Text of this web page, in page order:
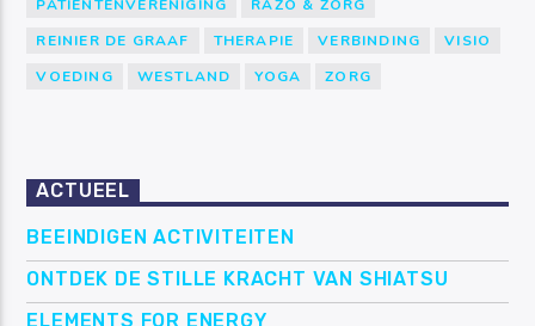
PATIËNTENVERENIGING
RAZO & ZORG
REINIER DE GRAAF
THERAPIE VERBINDING
VISIO
VOEDING
WESTLAND YOGA ZORG
ACTUEEL
BEEINDIGEN ACTIVITEITEN
ONTDEK DE STILLE KRACHT VAN SHIATSU
ELEMENTS FOR ENERGY